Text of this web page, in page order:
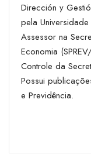
Dirección y
pela
Assessor na
Economia
Controle da
Possui
e Previdência.